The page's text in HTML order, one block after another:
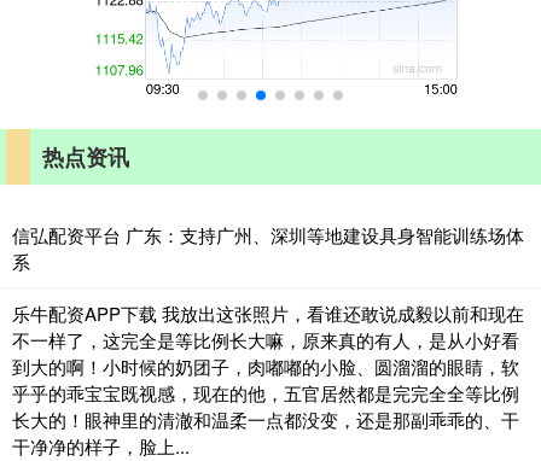
热点资讯
信弘配资平台 广东：支持广州、深圳等地建设具身智能训练场体
系
乐牛配资APP下载 我放出这张照片，看谁还敢说成毅以前和现在
不一样了，这完全是等比例长大嘛，原来真的有人，是从小好看
到大的啊！小时候的奶团子，肉嘟嘟的小脸、圆溜溜的眼睛，软
乎乎的乖宝宝既视感，现在的他，五官居然都是完完全全等比例
长大的！眼神里的清澈和温柔一点都没变，还是那副乖乖的、干
干净净的样子，脸上...